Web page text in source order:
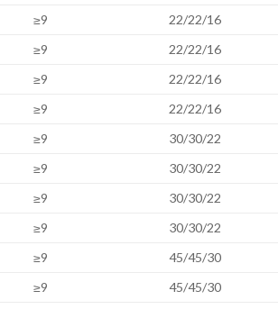
≥9 22/22/16
≥9 22/22/16
≥9 22/22/16
≥9 22/22/16
≥9 30/30/22
≥9 30/30/22
≥9 30/30/22
≥9 30/30/22
≥9 45/45/30
≥9 45/45/30